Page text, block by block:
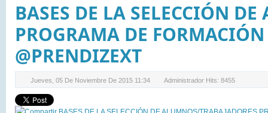
BASES DE LA SELECCIÓN
PROGRAMA DE
@PRENDIZEXT
Jueves, 05 De Noviembre De 2015 11:34 Administrador Hits: 8455